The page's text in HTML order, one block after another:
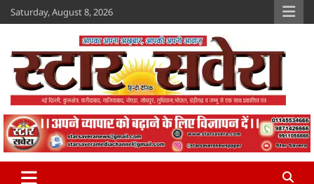
Skip
to
Saturday, August 8, 2026
Star Savera
www.starsavera.com